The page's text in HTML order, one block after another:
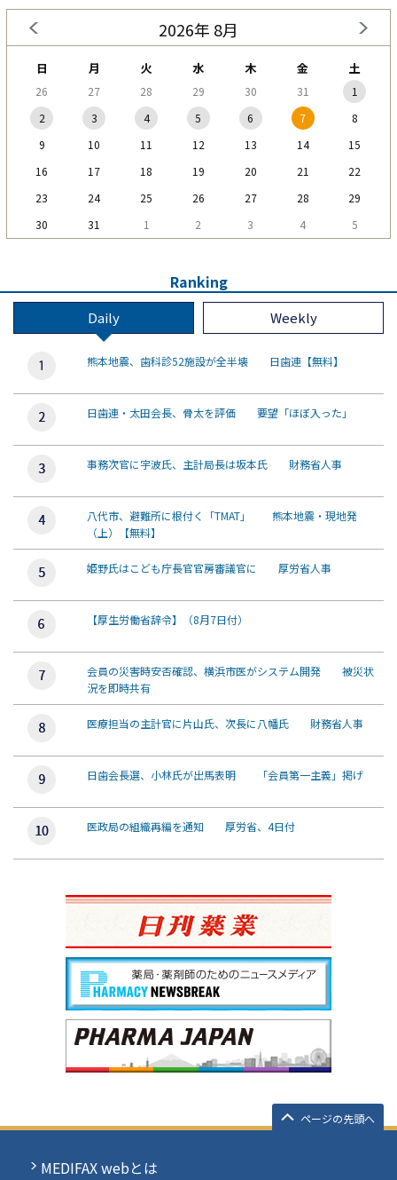
2026年 8月
日 月 火 水 木 金 土
26 27 28 29 30 31
1
2
3 4 5 6 7
8
9
10 11 12 13 14
15
16
17 18 19 20 21
22
23
24 25 26 27 28
29
30
31 1 2 3 4 5
Ranking
Daily Weekly
熊本地震、歯科診52施設が全半壊 日歯連【無料】
日歯連・太田会長、骨太を評価 要望「ほぼ入った」
事務次官に宇波氏、主計局長は坂本氏 財務省人事
八代市、避難所に根付く「TMAT」 熊本地震・現地発
（上）【無料】
姫野氏はこども庁長官官房審議官に 厚労省人事
【厚生労働省辞令】（8月7日付）
会員の災害時安否確認、横浜市医がシステム開発 被災状
況を即時共有
医療担当の主計官に片山氏、次長に八幡氏 財務省人事
日歯会長選、小林氏が出馬表明 「会員第一主義」掲げ
医政局の組織再編を通知 厚労省、4日付
ページの先頭へ
MEDIFAX webとは